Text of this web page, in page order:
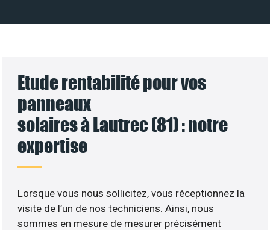
Etude rentabilité pour vos
panneaux
solaires à Lautrec (81) : notre
expertise
Lorsque vous nous sollicitez, vous réceptionnez la
visite de l’un de nos techniciens. Ainsi, nous
sommes en mesure de mesurer précisément